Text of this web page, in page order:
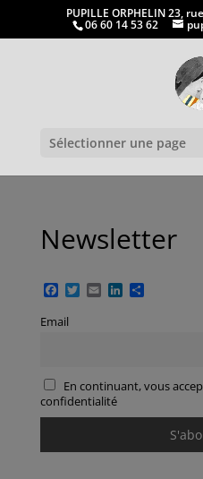
PUPILLE ORPHELIN 23,
06 60 14 53 62
Sélectionner une page
Newsletter
Facebook
Twitter
EmailLinkedInPartager
Email
En continuant, vous
confidentialité